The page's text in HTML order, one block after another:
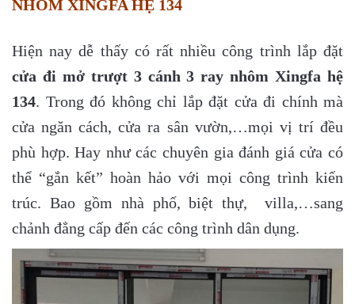
NHÔM XINGFA HỆ 134
Hiện nay dễ thấy có rất nhiều công trình lắp đặt
cửa đi mở trượt 3 cánh 3 ray nhôm Xingfa hệ
134. Trong đó không chỉ lắp đặt cửa đi chính mà
cửa ngăn cách, cửa ra sân vườn,…mọi vị trí đều
phù hợp. Hay như các chuyên gia đánh giá cửa có
thể “gắn kết” hoàn hảo với mọi công trình kiến
trúc. Bao gồm nhà phố, biệt thự, villa,…sang
chảnh đẳng cấp đến các công trình dân dụng.